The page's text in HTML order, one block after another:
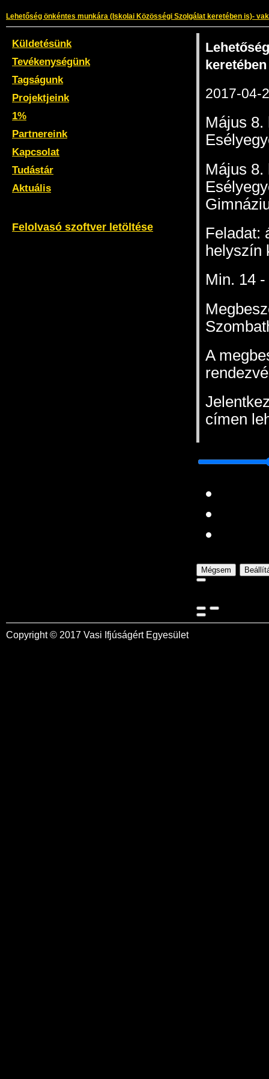
Lehetőség önkéntes munkára (Iskolai Közösségi Szolgálat keretében is)-
Küldetésünk
Tevékenységünk
Tagságunk
Projektjeink
1%
Partnereink
Kapcsolat
Tudástár
Aktuális
Felolvasó szoftver letöltése
2017-04-
Május 8.
Május 8.
Feladat:
helyszín
Min. 14
A
címen
Mégsem
Copyright © 2017 Vasi Ifjúságért Egyesület